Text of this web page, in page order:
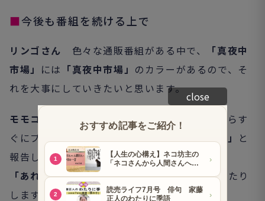
■今後も番組を続ける上で
リンゴさん 色々な通販番組がある中で、
「真夜中
市場」 には 「真夜中市場」 のカラーがあるので、そ
れを大事にしていきたいと思います。
モモコさん
他の番組を見て、良いなと思ったらす
ぐにプロデューサーに「こんなんやってたで 」
と
報告します。
「あれよりもっと安く探して」などもお願いしたり
します。
close